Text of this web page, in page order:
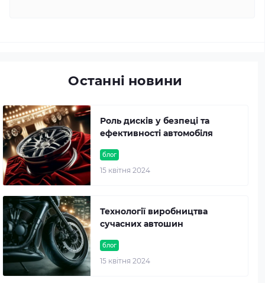
Останні новини
блог
15 квітня 2024
Роль дисків у безпеці та
ефективності автомобіля
блог
15 квітня 2024
Технології виробництва
сучасних автошин